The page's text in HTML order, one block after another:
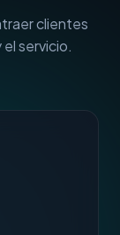
clientes
servicio.